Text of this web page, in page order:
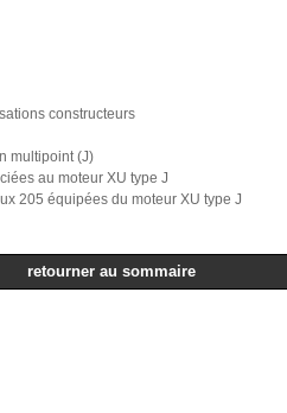
constructeurs
multipoint (J)
au moteur XU type J
205 équipées du moteur XU type J
retourner au sommaire